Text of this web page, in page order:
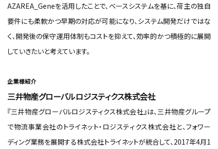
AZAREA_Geneを活用したことで、ベースシステムを基に、荷主の独自
要件にも柔軟かつ早期の対応が可能になり、システム開発だけではな
く、開発後の保守運用体制もコストを抑えて、効率的かつ積極的に展開
していきたいと考えています。
企業様紹介
三井物産グローバルロジスティクス株式会社
『三井物産グローバルロジスティクス株式会社』は、三井物産グループ
で物流事業会社のトライネット・ロジスティクス株式会社と、フォワー
ディング業務を展開する株式会社トライネットが統合して、2017年4月1